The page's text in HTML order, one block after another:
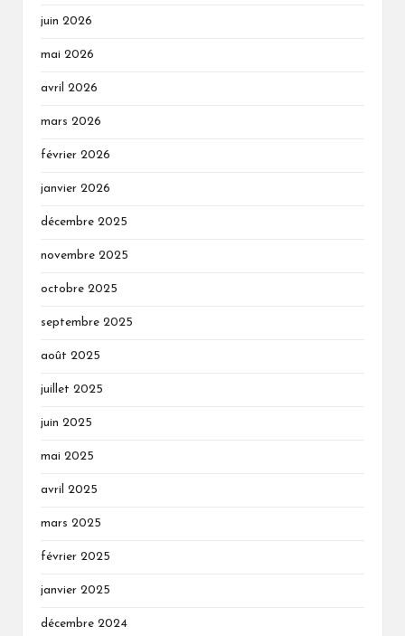
juin 2026
mai 2026
avril 2026
mars 2026
février 2026
janvier 2026
décembre 2025
novembre 2025
octobre 2025
septembre 2025
août 2025
juillet 2025
juin 2025
mai 2025
avril 2025
mars 2025
février 2025
janvier 2025
décembre 2024